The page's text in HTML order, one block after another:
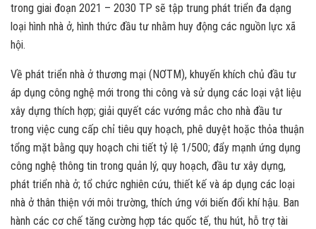
trong giai đoạn 2021 – 2030 TP sẽ tập trung phát triển đa dạng
loại hình nhà ở, hình thức đầu tư nhằm huy động các nguồn lực xã
hội.
Về phát triển nhà ở thương mại (NƠTM), khuyến khích chủ đầu tư
áp dụng công nghệ mới trong thi công và sử dụng các loại vật liệu
xây dựng thích hợp; giải quyết các vướng mắc cho nhà đầu tư
trong việc cung cấp chỉ tiêu quy hoạch, phê duyệt hoặc thỏa thuận
tổng mặt bằng quy hoạch chi tiết tỷ lệ 1/500; đẩy mạnh ứng dụng
công nghệ thông tin trong quản lý, quy hoạch, đầu tư xây dựng,
phát triển nhà ở; tổ chức nghiên cứu, thiết kế và áp dụng các loại
nhà ở thân thiện với môi trường, thích ứng với biến đổi khí hậu. Ban
hành các cơ chế tăng cường hợp tác quốc tế, thu hút, hỗ trợ tài